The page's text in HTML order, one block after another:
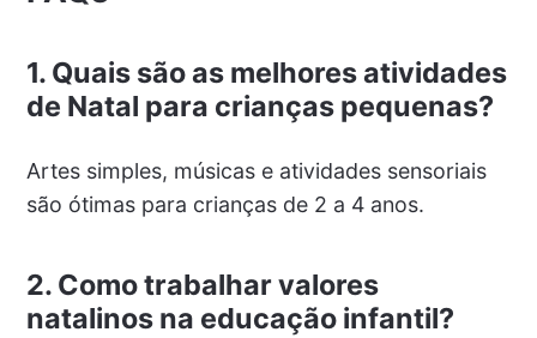
1. Quais são as melhores atividades
de Natal para crianças pequenas?
Artes simples, músicas e atividades sensoriais
são ótimas para crianças de 2 a 4 anos.
2. Como trabalhar valores
natalinos na educação infantil?